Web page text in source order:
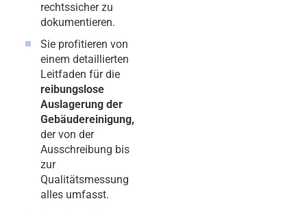
rechtssicher zu
dokumentieren.
Sie profitieren von
einem detaillierten
Leitfaden für die
reibungslose
Auslagerung der
Gebäudereinigung,
der von der
Ausschreibung bis
zur
Qualitätsmessung
alles umfasst.